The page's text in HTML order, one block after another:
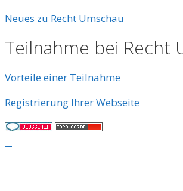
Neues zu Recht Umschau
Teilnahme bei Recht
Vorteile einer Teilnahme
Registrierung Ihrer Webseite